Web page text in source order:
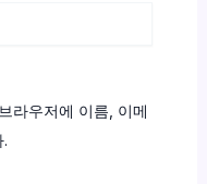
라우저에 이름, 이메